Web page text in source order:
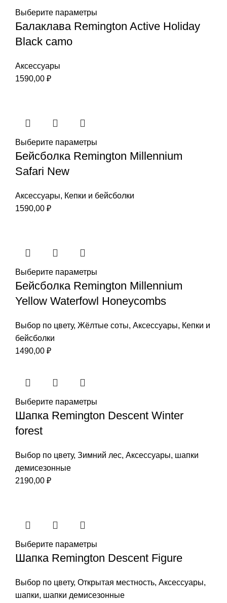
Выберите параметры
Балаклава Remington Active Holiday
Black сamo
Аксессуары
1590,00 ₽
Выберите параметры
Бейсболка Remington Millennium
Safari New
Аксессуары, Кепки и бейсболки
1590,00 ₽
Выберите параметры
Бейсболка Remington Millennium
Yellow Waterfowl Honeycombs
Выбор по цвету, Жёлтые соты, Аксессуары, Кепки и
бейсболки
1490,00 ₽
Выберите параметры
Шапка Remington Descent Winter
forest
Выбор по цвету, Зимний лес, Аксессуары, шапки
демисезонные
2190,00 ₽
Выберите параметры
Шапка Remington Descent Figure
Выбор по цвету, Открытая местность, Аксессуары,
шапки, шапки демисезонные